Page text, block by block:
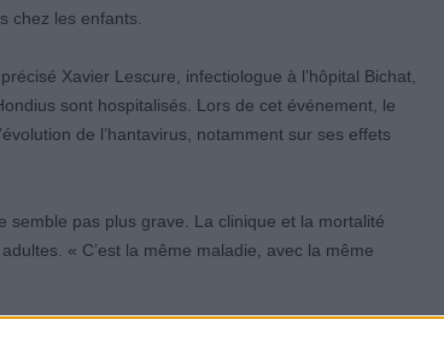
chez les enfants.
Xavier Lescure, infectiologue à l’hôpital Bichat,
sont hospitalisés. Lors de cet événement, le
de l’hantavirus, notamment sur ses effets
semble pas plus grave. La clinique et la mortalité
« C’est la même maladie, avec la même